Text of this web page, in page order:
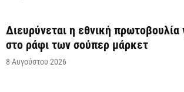
Διευρύνεται η εθνική πρωτοβουλία
στο ράφι των σούπερ μάρκετ
8 Αυγούστου 2026